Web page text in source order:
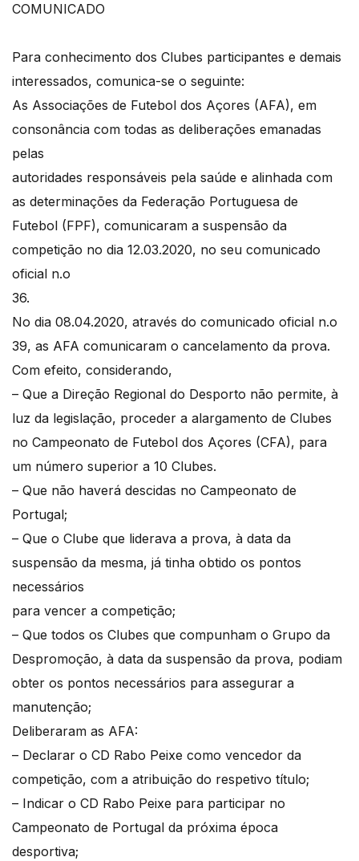
COMUNICADO
Para conhecimento dos Clubes participantes e demais
interessados, comunica-se o seguinte:
As Associações de Futebol dos Açores (AFA), em
consonância com todas as deliberações emanadas
pelas
autoridades responsáveis pela saúde e alinhada com
as determinações da Federação Portuguesa de
Futebol (FPF), comunicaram a suspensão da
competição no dia 12.03.2020, no seu comunicado
oficial n.o
36.
No dia 08.04.2020, através do comunicado oficial n.o
39, as AFA comunicaram o cancelamento da prova.
Com efeito, considerando,
– Que a Direção Regional do Desporto não permite, à
luz da legislação, proceder a alargamento de Clubes
no Campeonato de Futebol dos Açores (CFA), para
um número superior a 10 Clubes.
– Que não haverá descidas no Campeonato de
Portugal;
– Que o Clube que liderava a prova, à data da
suspensão da mesma, já tinha obtido os pontos
necessários
para vencer a competição;
– Que todos os Clubes que compunham o Grupo da
Despromoção, à data da suspensão da prova, podiam
obter os pontos necessários para assegurar a
manutenção;
Deliberaram as AFA:
– Declarar o CD Rabo Peixe como vencedor da
competição, com a atribuição do respetivo título;
– Indicar o CD Rabo Peixe para participar no
Campeonato de Portugal da próxima época
desportiva;